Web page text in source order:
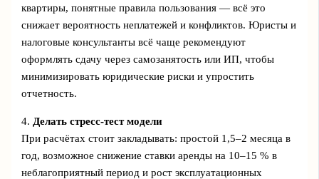
квартиры, понятные правила пользования — всё это
снижает вероятность неплатежей и конфликтов. Юристы и
налоговые консультанты всё чаще рекомендуют
оформлять сдачу через самозанятость или ИП, чтобы
минимизировать юридические риски и упростить
отчетность.
4. Делать стресс-тест модели
При расчётах стоит закладывать: простой 1,5–2 месяца в
год, возможное снижение ставки аренды на 10–15 % в
неблагоприятный период и рост эксплуатационных